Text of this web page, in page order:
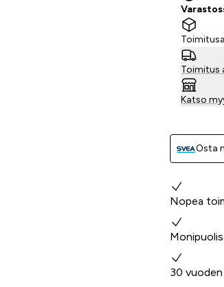
Toimitus
Katso
Osta
Miksi
Nopea
30 vuoden